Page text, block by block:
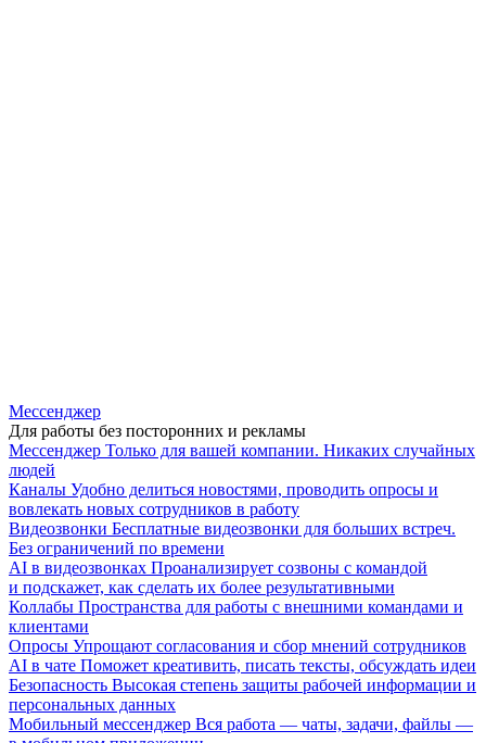
Мессенджер
Для работы без посторонних и рекламы
Мессенджер Только для вашей компании. Никаких случайных
людей
Каналы Удобно делиться новостями, проводить опросы и
вовлекать новых сотрудников в работу
Видеозвонки Бесплатные видеозвонки для больших встреч.
Без ограничений по времени
AI в видеозвонках Проанализирует созвоны с командой
и подскажет, как сделать их более результативными
Коллабы Пространства для работы с внешними командами и
клиентами
Опросы Упрощают согласования и сбор мнений сотрудников
AI в чате Поможет креативить, писать тексты, обсуждать идеи
Безопасность Высокая степень защиты рабочей информации и
персональных данных
Мобильный мессенджер Вся работа — чаты, задачи, файлы —